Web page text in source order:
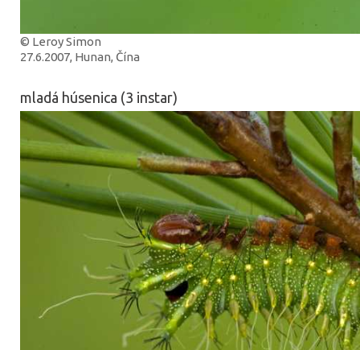
© Leroy Simon
27.6.2007, Hunan, Čína
mladá húsenica (3 instar)